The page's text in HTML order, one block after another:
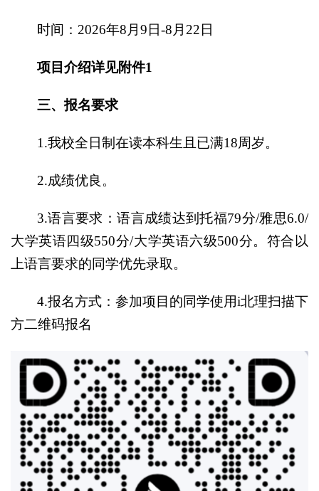
时间：2026年8月9日-8月22日
项目介绍详见附件1
三、报名要求
1.我校全日制在读本科生且已满18周岁。
2.成绩优良。
3.语言要求：语言成绩达到托福79分/雅思6.0/
大学英语四级550分/大学英语六级500分。符合以
上语言要求的同学优先录取。
4.报名方式：参加项目的同学使用i北理扫描下
方二维码报名